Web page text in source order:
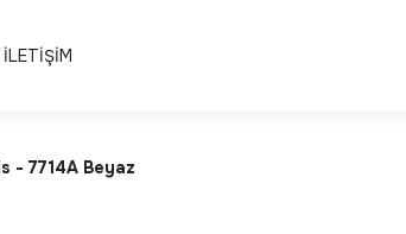
İLETİŞİM
- 7714A Beyaz